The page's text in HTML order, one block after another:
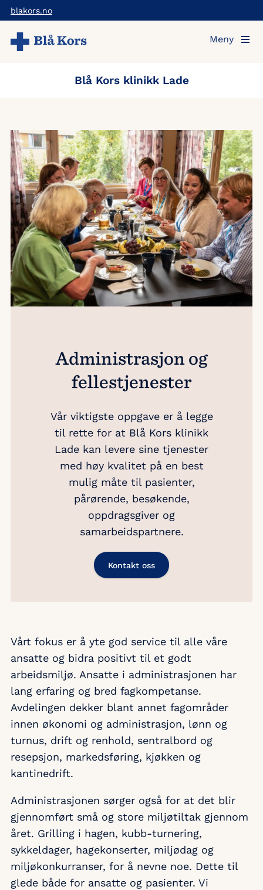
Hopp
til
hovedinnholdet
blakors.no
Meny
Blå Kors klinikk Lade
Administrasjon og
fellestjenester
Vår viktigste oppgave er å legge
til rette for at Blå Kors klinikk
Lade kan levere sine tjenester
med høy kvalitet på en best
mulig måte til pasienter,
pårørende, besøkende,
oppdragsgiver og
samarbeidspartnere.
Kontakt oss
Vårt fokus er å yte god service til alle våre
ansatte og bidra positivt til et godt
arbeidsmiljø. Ansatte i administrasjonen har
lang erfaring og bred fagkompetanse.
Avdelingen dekker blant annet fagområder
innen økonomi og administrasjon, lønn og
turnus, drift og renhold, sentralbord og
resepsjon, markedsføring, kjøkken og
kantinedrift.
Administrasjonen sørger også for at det blir
gjennomført små og store miljøtiltak gjennom
året. Grilling i hagen, kubb-turnering,
sykkeldager, hagekonserter, miljødag og
miljøkonkurranser, for å nevne noe. Dette til
glede både for ansatte og pasienter. Vi